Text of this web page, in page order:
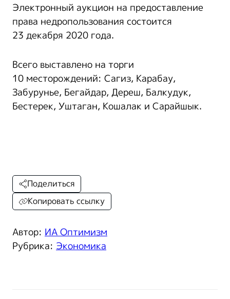
Электронный аукцион на предоставление
права недропользования состоится
23 декабря 2020 года.
Всего выставлено на торги
10 месторождений: Сагиз, Карабау,
Забурунье, Бегайдар, Дереш, Балкудук,
Бестерек, Уштаган, Кошалак и Сарайшык.
Автор: ИА Оптимизм
Рубрика: Экономика
Поделиться
Копировать ссылку